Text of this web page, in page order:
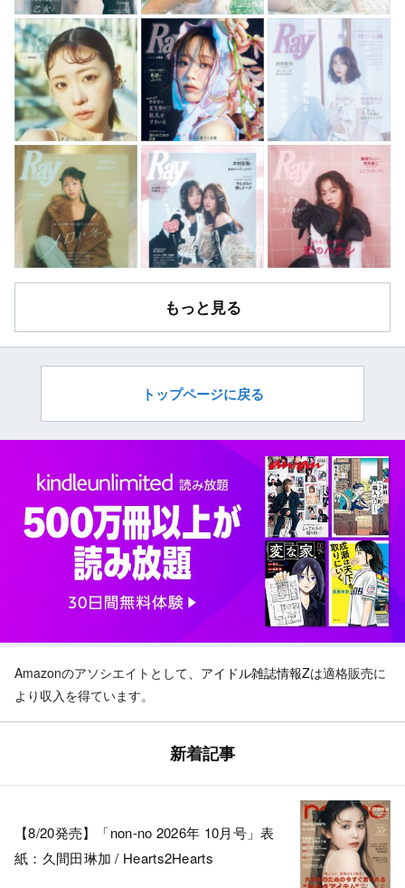
もっと見る
トップページに戻る
Amazonのアソシエイトとして、 アイドル雑誌情報Zは適格販売に
より収入を得ています。
新着記事
【8/20発売】「non-no 2026年 10月号」表
紙：久間田琳加 / Hearts2Hearts